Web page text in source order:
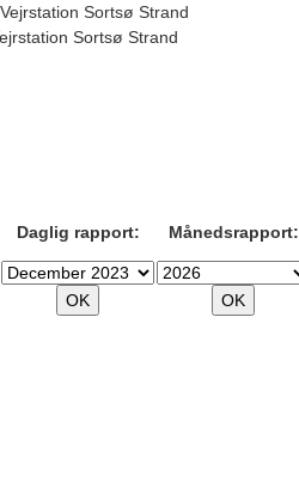
Vejrstation Sortsø Strand
Sortsø Strand
Daglig rapport: Månedsrapport: